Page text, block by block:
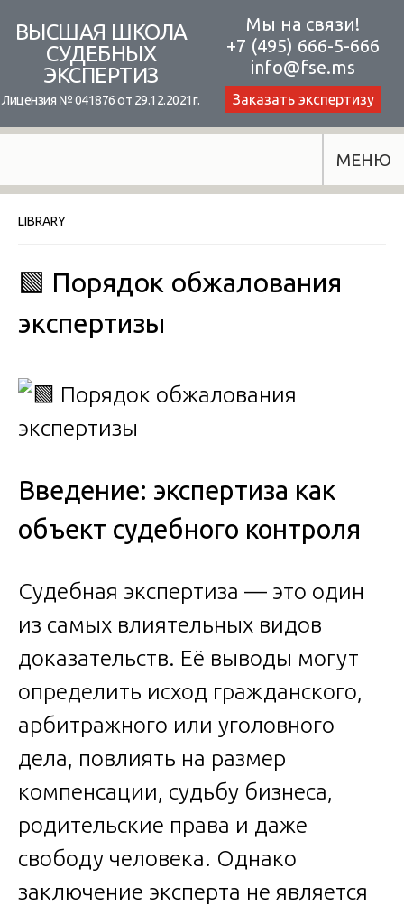
content
ВЫСШАЯ ШКОЛА
СУДЕБНЫХ
ЭКСПЕРТИЗ
Лицензия № 041876 от 29.12.2021г.
Мы на связи!
+7 (495) 666-5-666
info@fse.ms
Заказать экспертизу
МЕНЮ
LIBRARY
🟩 Порядок обжалования
экспертизы
Введение: экспертиза как
объект судебного контроля
Судебная экспертиза — это один
из самых влиятельных видов
доказательств. Её выводы могут
определить исход гражданского,
арбитражного или уголовного
дела, повлиять на размер
компенсации, судьбу бизнеса,
родительские права и даже
свободу человека. Однако
заключение эксперта не является